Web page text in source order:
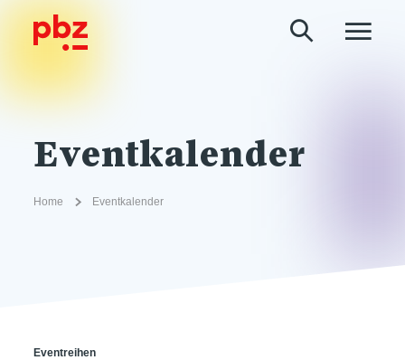
Eventkalender
Home Eventkalender
Eventreihen